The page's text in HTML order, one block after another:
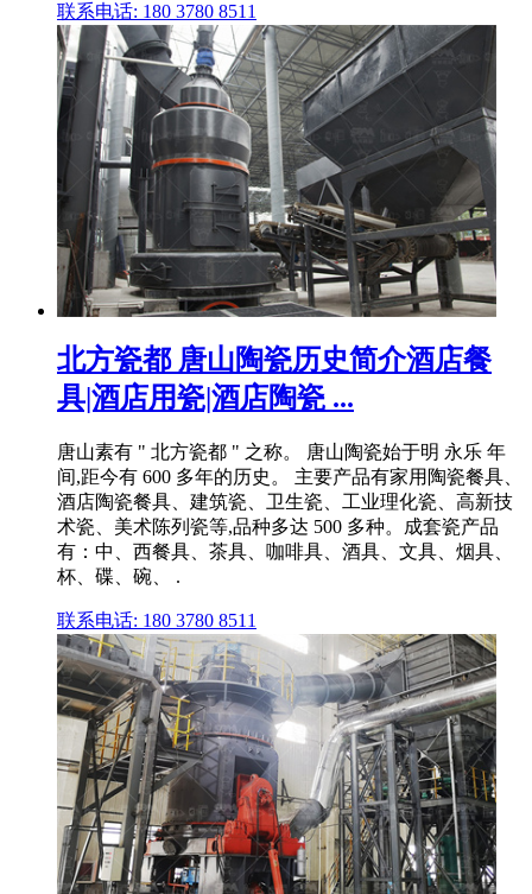
联系电话: 180 3780 8511
北方瓷都 唐山陶瓷历史简介酒店餐
具|酒店用瓷|酒店陶瓷 ...
唐山素有 " 北方瓷都 " 之称。 唐山陶瓷始于明 永乐 年
间,距今有 600 多年的历史。 主要产品有家用陶瓷餐具、
酒店陶瓷餐具、建筑瓷、卫生瓷、工业理化瓷、高新技
术瓷、美术陈列瓷等,品种多达 500 多种。成套瓷产品
有：中、西餐具、茶具、咖啡具、酒具、文具、烟具、
杯、碟、碗、 .
联系电话: 180 3780 8511